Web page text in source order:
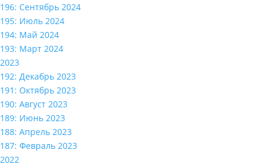
196: Сентябрь 2024
195: Июль 2024
194: Май 2024
193: Март 2024
2023
192: Декабрь 2023
191: Октябрь 2023
190: Август 2023
189: Июнь 2023
188: Апрель 2023
187: Февраль 2023
2022